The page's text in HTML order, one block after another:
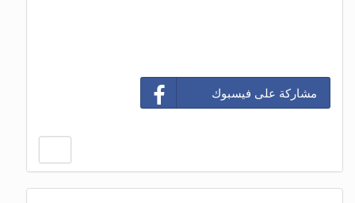
مشاركة على فيسبوك